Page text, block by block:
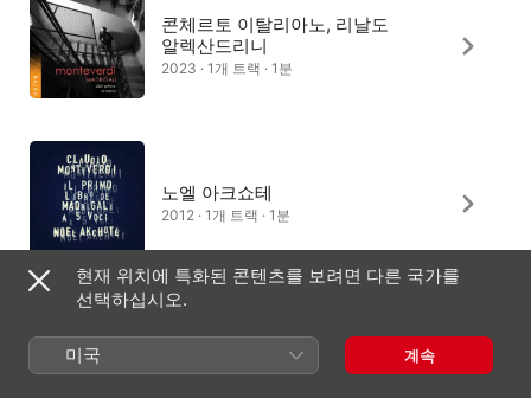
콘체르토 이탈리아노, 리날도
알렉산드리니
2023 · 1개 트랙 · 1분
노엘 아크쇼테
2012 · 1개 트랙 · 1분
Krijn Koetsveld, Le Nuove
현재 위치에 특화된 콘텐츠를 보려면 다른 국가를
선택하십시오.
미국 계속